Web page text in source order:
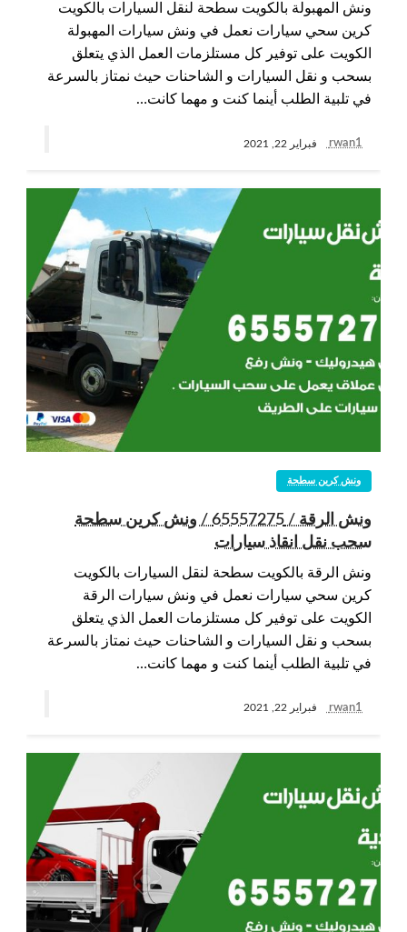
ونش المهبولة بالكويت سطحة لنقل السيارات بالكويت
كرين سحي سيارات نعمل في ونش سيارات المهبولة
الكويت على توفير كل مستلزمات العمل الذي يتعلق
بسحب و نقل السيارات و الشاحنات حيث نمتاز بالسرعة
في تلبية الطلب أينما كنت و مهما كانت…
rwan1 فبراير 22, 2021
ونش كرين سطحة
ونش الرقة / 65557275 / ونش كرين سطحة
سحب نقل انقاذ سيارات
ونش الرقة بالكويت سطحة لنقل السيارات بالكويت
كرين سحي سيارات نعمل في ونش سيارات الرقة
الكويت على توفير كل مستلزمات العمل الذي يتعلق
بسحب و نقل السيارات و الشاحنات حيث نمتاز بالسرعة
في تلبية الطلب أينما كنت و مهما كانت…
rwan1 فبراير 22, 2021